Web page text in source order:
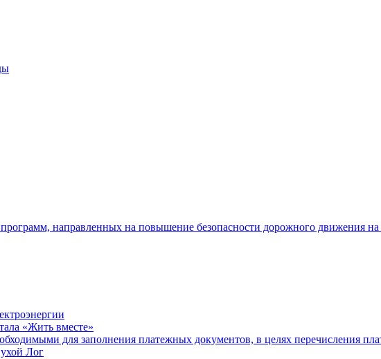
направленных на повышение безопасности дорожного движения на
«Жить вместе»
для заполнения платежных документов, в целях перечисления
Лог